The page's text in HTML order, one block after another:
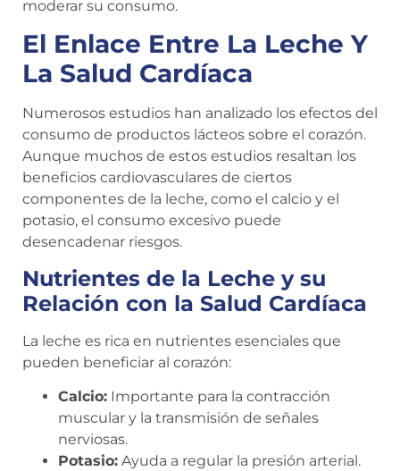
moderar su consumo.
El Enlace Entre La Leche Y
La Salud Cardíaca
Numerosos estudios han analizado los efectos del
consumo de productos lácteos sobre el corazón.
Aunque muchos de estos estudios resaltan los
beneficios cardiovasculares de ciertos
componentes de la leche, como el calcio y el
potasio, el consumo excesivo puede
desencadenar riesgos.
Nutrientes de la Leche y su
Relación con la Salud Cardíaca
La leche es rica en nutrientes esenciales que
pueden beneficiar al corazón:
Calcio: Importante para la contracción
muscular y la transmisión de señales
nerviosas.
Potasio: Ayuda a regular la presión arterial.